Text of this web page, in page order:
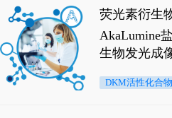
荧光素衍生
穿透能力，
AkaLumine
生物发光成
DKM活性化合物